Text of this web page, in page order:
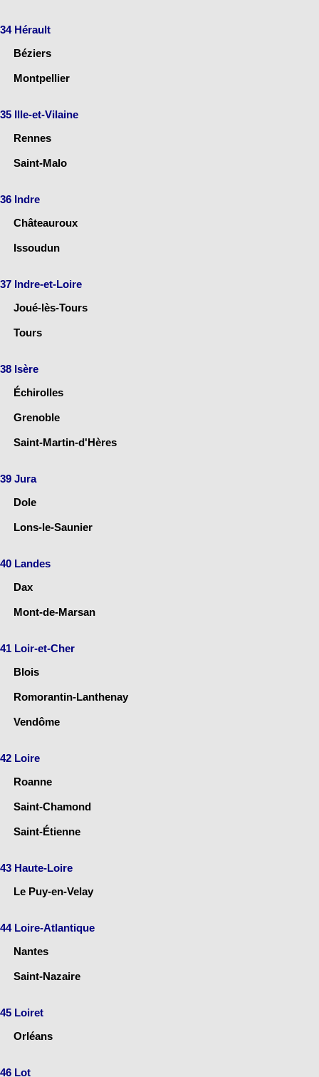
34 Hérault
Béziers
Montpellier
35 Ille-et-Vilaine
Rennes
Saint-Malo
36 Indre
Châteauroux
Issoudun
37 Indre-et-Loire
Joué-lès-Tours
Tours
38 Isère
Échirolles
Grenoble
Saint-Martin-d'Hères
39 Jura
Dole
Lons-le-Saunier
40 Landes
Dax
Mont-de-Marsan
41 Loir-et-Cher
Blois
Romorantin-Lanthenay
Vendôme
42 Loire
Roanne
Saint-Chamond
Saint-Étienne
43 Haute-Loire
Le Puy-en-Velay
44 Loire-Atlantique
Nantes
Saint-Nazaire
45 Loiret
Orléans
46 Lot